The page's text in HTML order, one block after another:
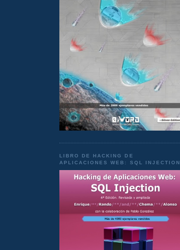
LIBRO DE HACKING DE
APLICACIONES WEB: SQL INJECTION